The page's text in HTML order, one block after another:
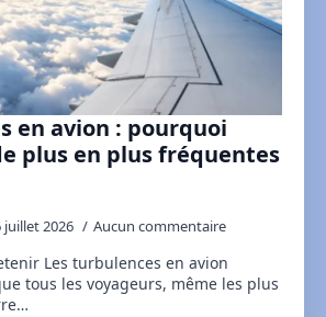
en avion : pourquoi
plus en plus fréquentes
juillet 2026 Aucun commentaire
Les turbulences en avion
tous les voyageurs, même les plus